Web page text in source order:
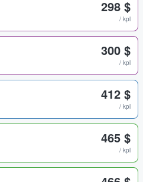
298 $
/ kpl
300 $
/ kpl
412 $
/ kpl
465 $
/ kpl